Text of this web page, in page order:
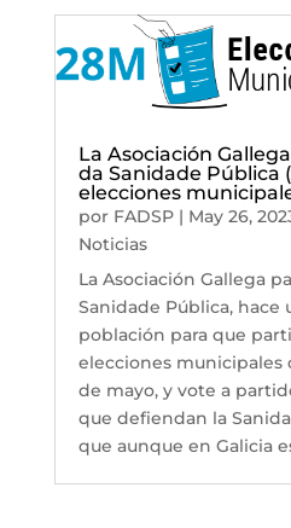
La Asociación
da Sanidade Pública
elecciones
por FADSP| May 26,
Noticias
La Asociación Gallega
Sanidade Pública, hace
población para que
elecciones municipales
de mayo, y vote a
que defiendan la
que aunque en Galicia